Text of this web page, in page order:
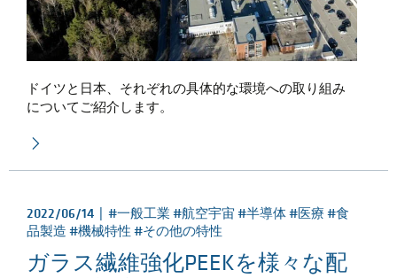
ドイツと日本、それぞれの具体的な環境への取り組み
についてご紹介します。
2022/06/14 | #一般工業 #航空宇宙 #半導体 #医療 #食
品製造 #機械特性 #その他の特性
ガラス繊維強化PEEKを様々な配